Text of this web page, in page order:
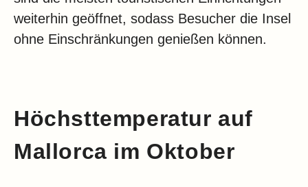
weiterhin geöffnet, sodass Besucher die Insel
ohne Einschränkungen genießen können.
Höchsttemperatur auf
Mallorca im Oktober